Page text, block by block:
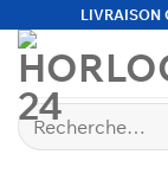
contenu
LIVRAISON
Recherche
pour :